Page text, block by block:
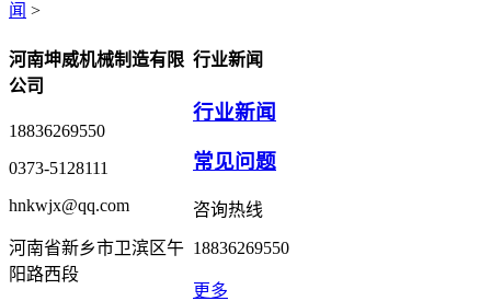
闻 >
行业新闻
行业新闻
常见问题
咨询热线
18836269550
更多
河南坤威机械制造有限
公司
18836269550
0373-5128111
hnkwjx@qq.com
河南省新乡市卫滨区午
阳路西段